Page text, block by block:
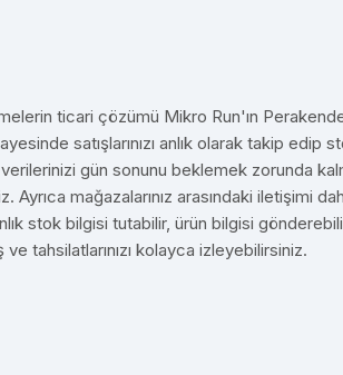
ticari çözümü Mikro Run'ın
satışlarınızı anlık olarak takip edip
gün sonunu beklemek zorunda
Ayrıca mağazalarınız arasındaki iletişimi
stok bilgisi tutabilir, ürün bilgisi
ve tahsilatlarınızı kolayca izleyebilirsiniz.